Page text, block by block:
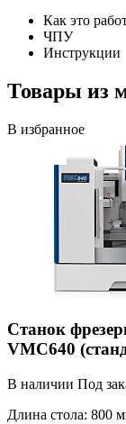
Как это
ЧПУ
Инструкции
Товары из
В избранное
Станок
VMC640
В наличии Под
Длина стола: 800